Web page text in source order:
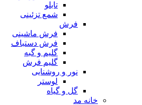
تابلو
شمع تزئینی
فرش
فرش ماشینی
فرش دستباف
گلیم و گبه
گلیم فرش
نور و روشنایی
لوستر
گل و گیاه
خانه مد